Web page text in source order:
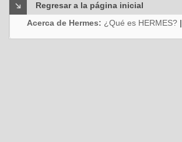
Regresar a la página inicial
Acerca de Hermes: ¿Qué es HERMES? |